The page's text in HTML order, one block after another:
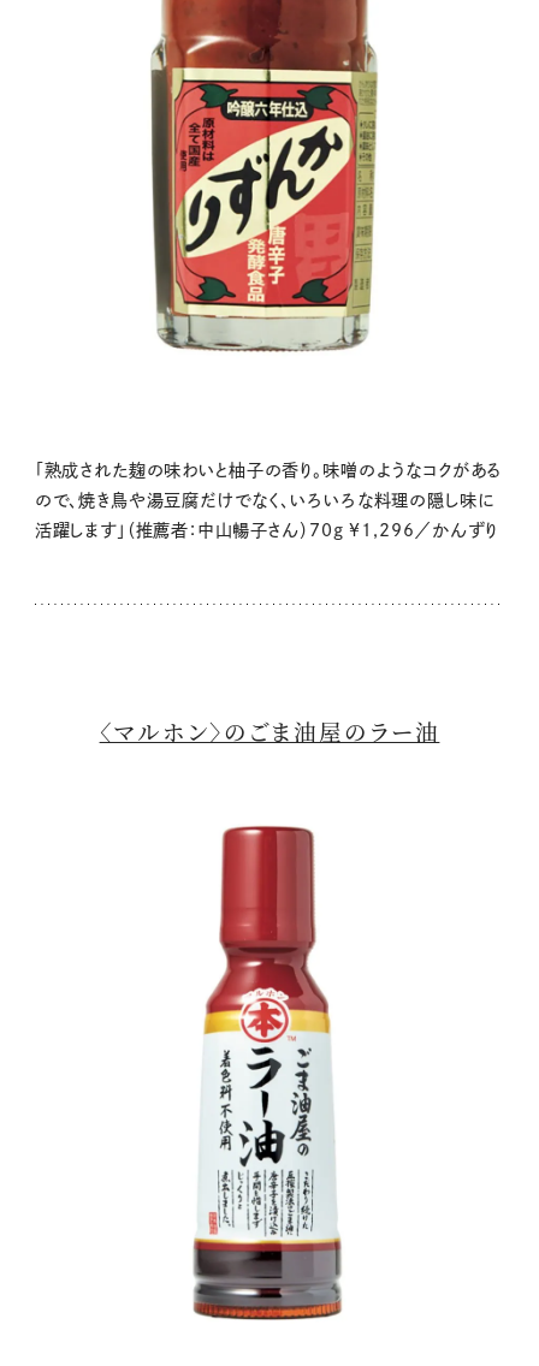
「熟成された麹の味わいと柚子の香り。味噌のようなコクがある
ので、焼き鳥や湯豆腐だけでなく、いろいろな料理の隠し味に
活躍します」（推薦者：中山暢子さん）70g ¥1,296／かんずり
〈マルホン〉のごま油屋のラー油